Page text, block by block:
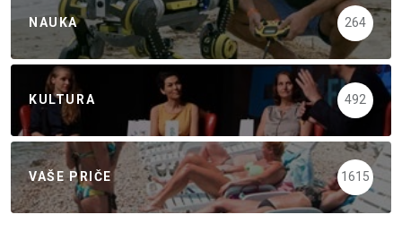
NAUKA 264
KULTURA 492
VAŠE PRIČE 1615